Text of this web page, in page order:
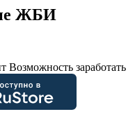
ЖБИ
Возможность заработать